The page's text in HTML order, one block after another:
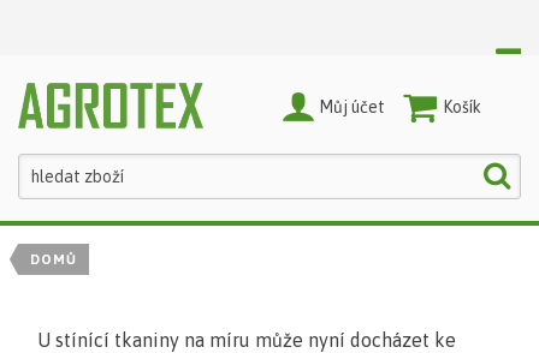
Nákupní Košík
Můj účet
DOMŮ
U stínící tkaniny na míru může nyní docházet ke